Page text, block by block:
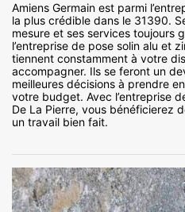
Amiens Germain est parmi
la plus crédible dans le 31390.
mesure et ses services toujours
l’entreprise de pose solin alu et
tiennent constamment à votre
accompagner. Ils se feront un
meilleures décisions à prendre
votre budget. Avec l’entreprise
De La Pierre, vous bénéficierez
un travail bien fait.